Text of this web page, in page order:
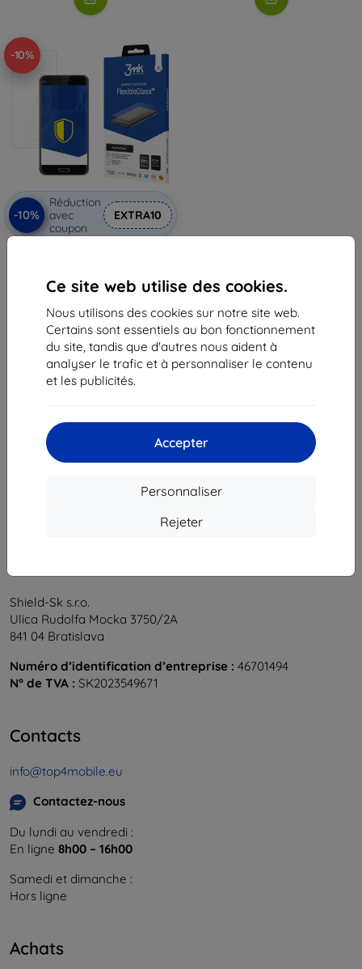
Ce site web utilise des cookies.
Nous utilisons des cookies sur notre site web.
Certains sont essentiels au bon fonctionnement
du site, tandis que d'autres nous aident à
analyser le trafic et à personnaliser le contenu
et les publicités.
Accepter
Personnaliser
Rejeter
-10%
-10%
Réduction
avec
coupon
EXTRA10
10,72 €
En stock > 5 pièces
du total
Shield-Sk s.r.o.
Ulica Rudolfa Mocka 3750/2A
841 04 Bratislava
Numéro d’identification d’entreprise : 46701494
N° de TVA : SK2023549671
Contacts
info@top4mobile.eu
Contactez-nous
Du lundi au vendredi :
En ligne 8h00 – 16h00
Samedi et dimanche :
Hors ligne
Achats